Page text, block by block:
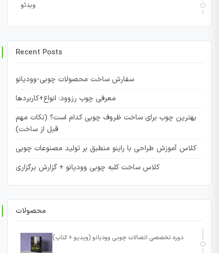
ویدئو
Recent Posts
سفارش ساخت محصولات چوبی-وودیانو
معرفی چوب رزوود: انواع+کاربردها
بهترین چوب برای ساخت ظروف چوبی کدام است؟ (نکات مهم
قبل از ساخت)
کلاس آموزش طراحی با راینو منطبق بر تولید مصنوعات چوبی
کلاس ساخت کلبه چوبی وودیانو + گزارش برگزاری
محصولات
دوره تخصصی اتصالات چوبی وودیانو (ویدیو + کتاب)